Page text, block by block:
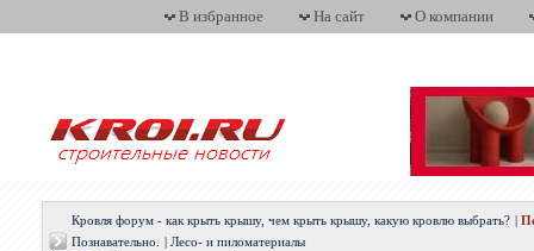
В избранное На сайт О компании
Кровля форум - как крыть крышу, чем крыть крышу, какую кровлю выбрать?
Познавательно.
Лесо- и пиломатериалы